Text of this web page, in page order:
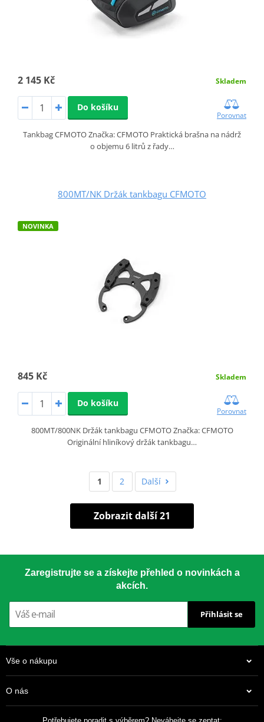
2 145 Kč Skladem
Do košíku
Porovnat
Tankbag CFMOTO Značka: CFMOTO Praktická brašna na nádrž
o objemu 6 litrů z řady…
800MT/NK Držák tankbagu CFMOTO
NOVINKA
845 Kč Skladem
Do košíku
Porovnat
800MT/800NK Držák tankbagu CFMOTO Značka: CFMOTO
Originální hliníkový držák tankbagu…
1 2 Další
Zobrazit další 21
Zaregistrujte se a získejte přehled o novinkách a
akcích.
Přihlásit se
Vše o nákupu
O nás